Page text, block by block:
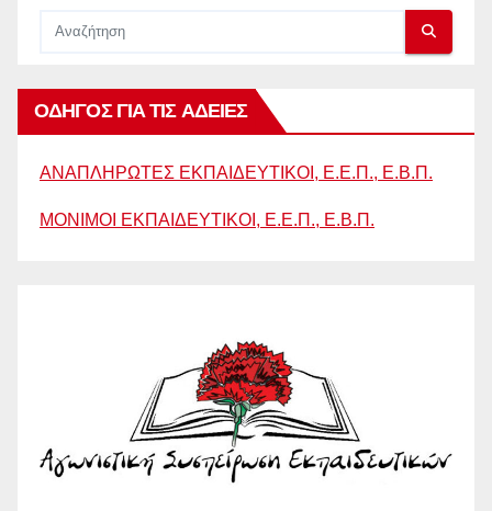
ΟΔΗΓΟΣ ΓΙΑ ΤΙΣ ΑΔΕΙΕΣ
ΑΝΑΠΛΗΡΩΤΕΣ ΕΚΠΑΙΔΕΥΤΙΚΟΙ, Ε.Ε.Π., Ε.Β.Π.
ΜΟΝΙΜΟΙ ΕΚΠΑΙΔΕΥΤΙΚΟΙ, Ε.Ε.Π., Ε.Β.Π.